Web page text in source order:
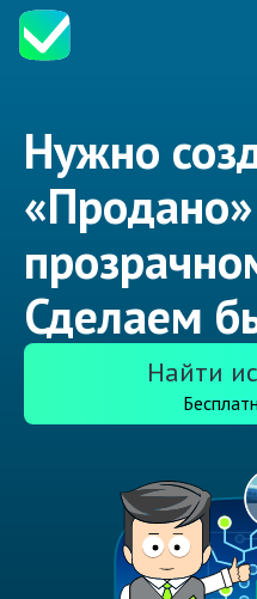
Нужно
Сделаем
Найти